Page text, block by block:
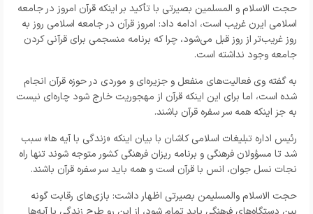
حجت الاسلام و المسلمین بصیرتی با تأکید بر اینکه قرآن امروز در جامعه
اسلامی ایرن غریب است، ادامه داد: امروز قرآن در جامعه اسلامی روز به
روز غریب‌تر از روز قبل می‌شود، چرا که برنامه منسجمی برای قرآنی کردن
جامعه وجود نداشته است.
به گفته وی فعالیت‌های منفعل و جزیره‌ای و موردی در حوزه قرآن انجام
شده است، اما برای این اینکه قرآن از مهجوریت خارج شود چاره‌ای نیست
به جز اینکه همه سر سفره قرآن باشند.
رئیس اداره تبلیغات اسلامی کاشان با بیان اینکه «زندگی با آیه ها» سبب
شد تا مسؤولان فرهنگی و برنامه ریزان فرهنگی کشور متوجه شوند تنها راه
نجات نسل جوان، انس با قرآن است و همه باید سر سفره قرآن باشند.
حجت الاسلام والمسلیمن بصیرتی اظهار داشت: بازی‌های رقابت گونه